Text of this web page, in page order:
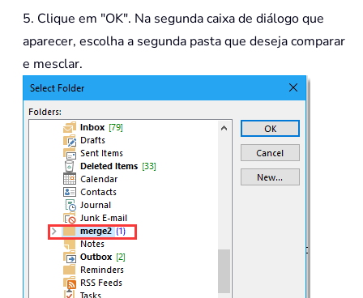
5. Clique em "OK". Na segunda caixa de diálogo que
aparecer, escolha a segunda pasta que deseja comparar
e mesclar.